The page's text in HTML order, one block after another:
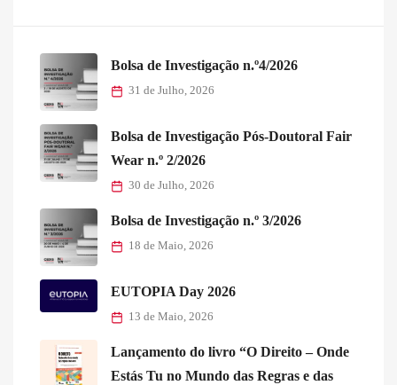
Bolsa de Investigação n.º4/2026
31 de Julho, 2026
Bolsa de Investigação Pós-Doutoral Fair
Wear n.º 2/2026
30 de Julho, 2026
Bolsa de Investigação n.º 3/2026
18 de Maio, 2026
EUTOPIA Day 2026
13 de Maio, 2026
Lançamento do livro “O Direito – Onde
Estás Tu no Mundo das Regras e das